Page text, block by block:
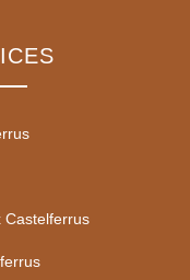
Castelferrus